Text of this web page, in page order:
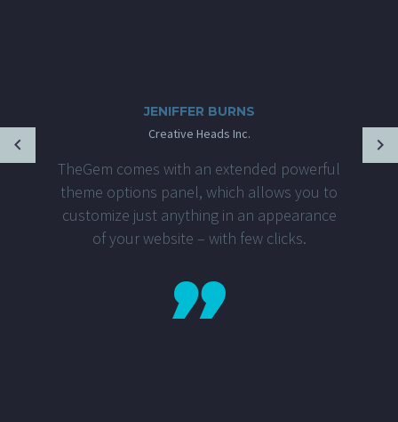
JENIFFER BURNS
Creative Heads Inc.
TheGem comes with an extended powerful
theme options panel, which allows you to
customize just anything in an appearance
of your website – with few clicks.
